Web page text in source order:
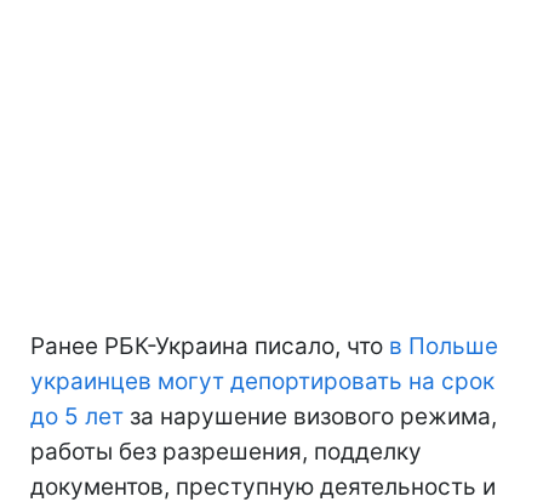
Ранее РБК-Украина писало, что в Польше
украинцев могут депортировать на срок
до 5 лет за нарушение визового режима,
работы без разрешения, подделку
документов, преступную деятельность и